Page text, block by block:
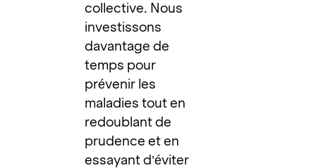
collective. Nous
investissons
davantage de
temps pour
prévenir les
maladies tout en
redoublant de
prudence et en
essayant d’éviter